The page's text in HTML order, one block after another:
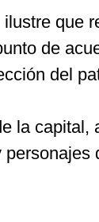
que
de
del
la